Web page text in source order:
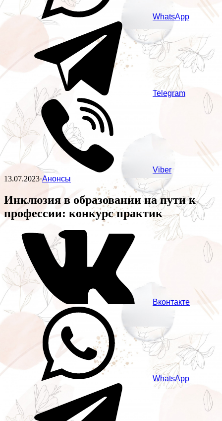
WhatsApp
Telegram
Viber
13.07.2023·Анонсы
Инклюзия в образовании на пути к
профессии: конкурс практик
Вконтакте
WhatsApp